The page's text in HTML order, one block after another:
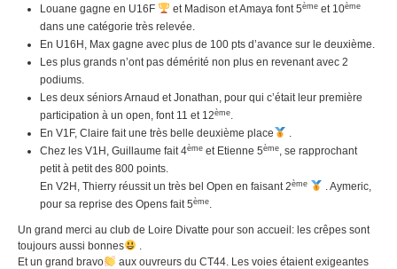
Louane gagne en U16F
et Madison et Amaya font 5èmeet 10ème
dans une catégorie très relevée.
En U16H, Max gagne avec plus de 100 pts d’avance sur le deuxième.
Les plus grands n’ont pas démérité non plus en revenant avec 2
podiums.
Les deux séniors Arnaud et Jonathan, pour qui c’était leur première
participation à un open, font 11 et 12ème.
En V1F, Claire fait une très belle deuxième place
.
Chez les V1H, Guillaume fait 4ème et Etienne 5ème, se rapprochant
petit à petit des 800 points.
En V2H, Thierry réussit un très bel Open en faisant 2ème
. Aymeric,
pour sa reprise des Opens fait 5ème.
Un grand merci au club de Loire Divatte pour son accueil: les crêpes sont
toujours aussi bonnes
.
Et un grand bravo
aux ouvreurs du CT44. Les voies étaient exigeantes